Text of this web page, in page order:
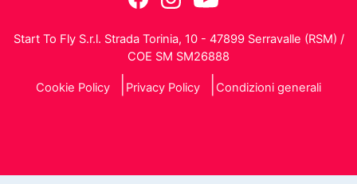
Start To Fly S.r.l. Strada Torinia, 10 - 47899 Serravalle (RSM) /
COE SM SM26888
Cookie Policy Privacy Policy Condizioni generali